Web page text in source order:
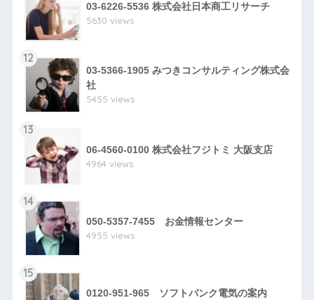
03-6226-5536 株式会社日本商工リサーチ
5630 views
12
03-5366-1905 みつきコンサルティング株式会
社
5455 views
13
06-4560-0100 株式会社フジトミ 大阪支店
4964 views
14
050-5357-7455 お金情報センター
4955 views
15
0120-951-965 ソフトバンク電気の案内